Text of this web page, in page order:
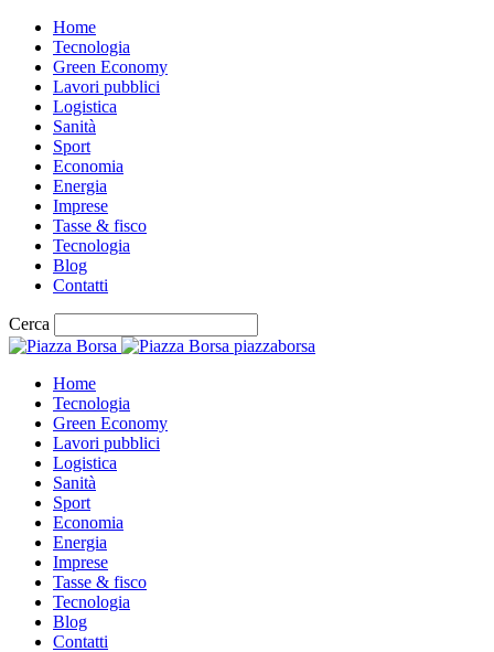
Home
Tecnologia
Green Economy
Lavori pubblici
Logistica
Sanità
Sport
Economia
Energia
Imprese
Tasse & fisco
Tecnologia
Blog
Contatti
Cerca
piazzaborsa
Home
Tecnologia
Green Economy
Lavori pubblici
Logistica
Sanità
Sport
Economia
Energia
Imprese
Tasse & fisco
Tecnologia
Blog
Contatti